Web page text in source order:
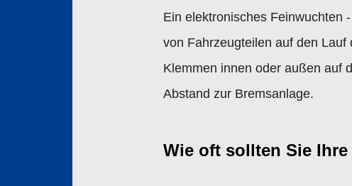
Ein elektronisches Feinwuchten
von Fahrzeugteilen auf den
Klemmen innen oder außen auf
Abstand zur Bremsanlage.
Wie oft sollten Sie